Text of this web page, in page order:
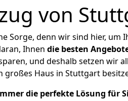
von
Sorge, denn wir sind hier, um
Ihnen die besten
und deshalb setzen wir
großes Haus in Stuttgart
die perfekte Lösung für